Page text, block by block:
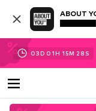
ABOUT
03D 01H 15M 26 S